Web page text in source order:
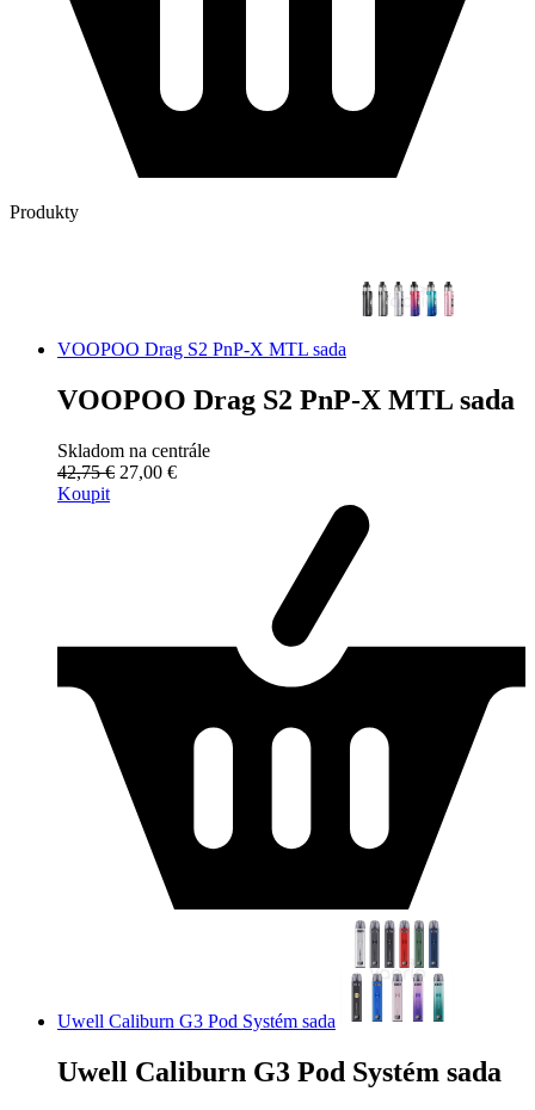
Produkty
VOOPOO Drag S2 PnP-X MTL sada
VOOPOO Drag S2 PnP-X MTL sada
Skladom na centrále
42,75 € 27,00 €
Koupit
Uwell Caliburn G3 Pod Systém sada
Uwell Caliburn G3 Pod Systém sada